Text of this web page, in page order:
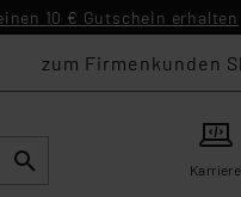
10 € Gutschein erhalten
zum Firmenkunden
Karriere